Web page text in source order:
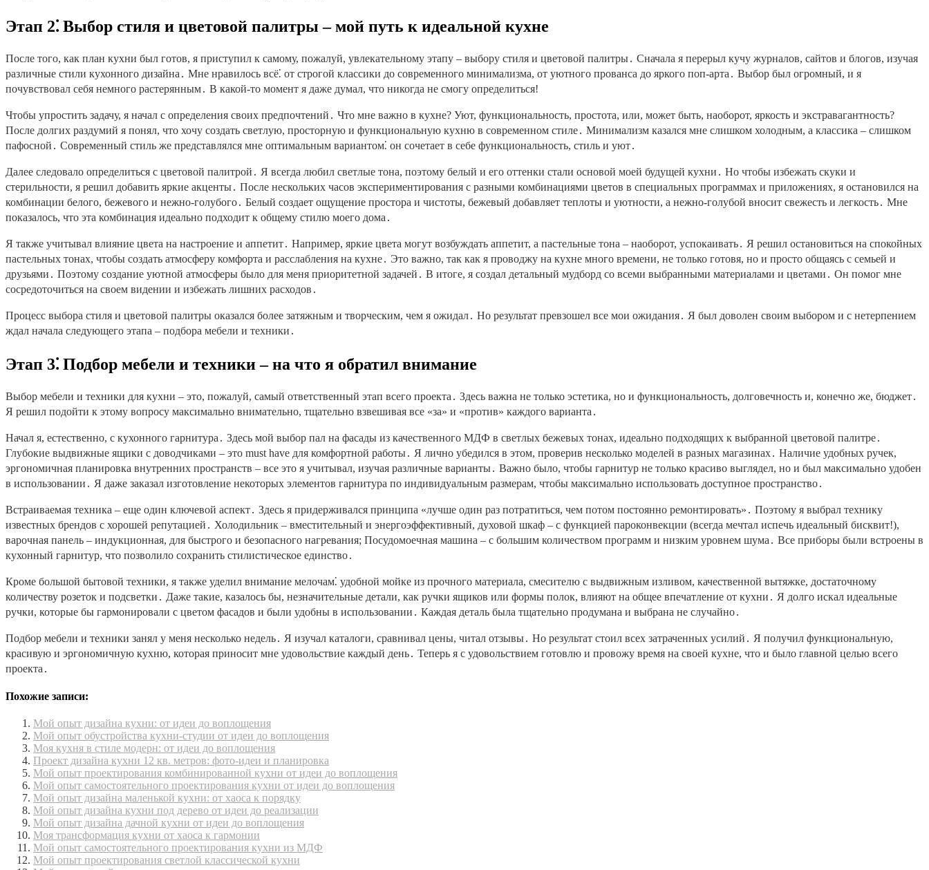
Этап 2⁚ Выбор стиля и цветовой палитры – мой путь к идеальной кухне
После того, как план кухни был готов, я приступил к самому, пожалуй, увлекательному этапу – выбору стиля и цветовой палитры․ Сначала я перерыл кучу журналов, сайтов и блогов, изучая
различные стили кухонного дизайна․ Мне нравилось всё⁚ от строгой классики до современного минимализма, от уютного прованса до яркого поп-арта․ Выбор был огромный, и я
почувствовал себя немного растерянным․ В какой-то момент я даже думал, что никогда не смогу определиться!
Чтобы упростить задачу, я начал с определения своих предпочтений․ Что мне важно в кухне? Уют, функциональность, простота, или, может быть, наоборот, яркость и экстравагантность?
После долгих раздумий я понял, что хочу создать светлую, просторную и функциональную кухню в современном стиле․ Минимализм казался мне слишком холодным, а классика – слишком
пафосной․ Современный стиль же представлялся мне оптимальным вариантом⁚ он сочетает в себе функциональность, стиль и уют․
Далее следовало определиться с цветовой палитрой․ Я всегда любил светлые тона, поэтому белый и его оттенки стали основой моей будущей кухни․ Но чтобы избежать скуки и
стерильности, я решил добавить яркие акценты․ После нескольких часов экспериментирования с разными комбинациями цветов в специальных программах и приложениях, я остановился на
комбинации белого, бежевого и нежно-голубого․ Белый создает ощущение простора и чистоты, бежевый добавляет теплоты и уютности, а нежно-голубой вносит свежесть и легкость․ Мне
показалось, что эта комбинация идеально подходит к общему стилю моего дома․
Я также учитывал влияние цвета на настроение и аппетит․ Например, яркие цвета могут возбуждать аппетит, а пастельные тона – наоборот, успокаивать․ Я решил остановиться на спокойных
пастельных тонах, чтобы создать атмосферу комфорта и расслабления на кухне․ Это важно, так как я проводжу на кухне много времени, не только готовя, но и просто общаясь с семьей и
друзьями․ Поэтому создание уютной атмосферы было для меня приоритетной задачей․ В итоге, я создал детальный мудборд со всеми выбранными материалами и цветами․ Он помог мне
сосредоточиться на своем видении и избежать лишних расходов․
Процесс выбора стиля и цветовой палитры оказался более затяжным и творческим, чем я ожидал․ Но результат превзошел все мои ожидания․ Я был доволен своим выбором и с нетерпением
ждал начала следующего этапа – подбора мебели и техники․
Этап 3⁚ Подбор мебели и техники – на что я обратил внимание
Выбор мебели и техники для кухни – это, пожалуй, самый ответственный этап всего проекта․ Здесь важна не только эстетика, но и функциональность, долговечность и, конечно же, бюджет․
Я решил подойти к этому вопросу максимально внимательно, тщательно взвешивая все «за» и «против» каждого варианта․
Начал я, естественно, с кухонного гарнитура․ Здесь мой выбор пал на фасады из качественного МДФ в светлых бежевых тонах, идеально подходящих к выбранной цветовой палитре․
Глубокие выдвижные ящики с доводчиками – это must have для комфортной работы․ Я лично убедился в этом, проверив несколько моделей в разных магазинах․ Наличие удобных ручек,
эргономичная планировка внутренних пространств – все это я учитывал, изучая различные варианты․ Важно было, чтобы гарнитур не только красиво выглядел, но и был максимально удобен
в использовании․ Я даже заказал изготовление некоторых элементов гарнитура по индивидуальным размерам, чтобы максимально использовать доступное пространство․
Встраиваемая техника – еще один ключевой аспект․ Здесь я придерживался принципа «лучше один раз потратиться, чем потом постоянно ремонтировать»․ Поэтому я выбрал технику
известных брендов с хорошей репутацией․ Холодильник – вместительный и энергоэффективный, духовой шкаф – с функцией пароконвекции (всегда мечтал испечь идеальный бисквит!),
варочная панель – индукционная, для быстрого и безопасного нагревания; Посудомоечная машина – с большим количеством программ и низким уровнем шума․ Все приборы были встроены в
кухонный гарнитур, что позволило сохранить стилистическое единство․
Кроме большой бытовой техники, я также уделил внимание мелочам⁚ удобной мойке из прочного материала, смесителю с выдвижным изливом, качественной вытяжке, достаточному
количеству розеток и подсветки․ Даже такие, казалось бы, незначительные детали, как ручки ящиков или формы полок, влияют на общее впечатление от кухни․ Я долго искал идеальные
ручки, которые бы гармонировали с цветом фасадов и были удобны в использовании․ Каждая деталь была тщательно продумана и выбрана не случайно․
Подбор мебели и техники занял у меня несколько недель․ Я изучал каталоги, сравнивал цены, читал отзывы․ Но результат стоил всех затраченных усилий․ Я получил функциональную,
красивую и эргономичную кухню, которая приносит мне удовольствие каждый день․ Теперь я с удовольствием готовлю и провожу время на своей кухне, что и было главной целью всего
проекта․
Похожие записи:
Мой опыт дизайна кухни: от идеи до воплощения
Мой опыт обустройства кухни-студии от идеи до воплощения
Моя кухня в стиле модерн: от идеи до воплощения
Проект дизайна кухни 12 кв. метров: фото-идеи и планировка
Мой опыт проектирования комбинированной кухни от идеи до воплощения
Мой опыт самостоятельного проектирования кухни от идеи до воплощения
Мой опыт дизайна маленькой кухни: от хаоса к порядку
Мой опыт дизайна кухни под дерево от идеи до реализации
Мой опыт дизайна дачной кухни от идеи до воплощения
Моя трансформация кухни от хаоса к гармонии
Мой опыт самостоятельного проектирования кухни из МДФ
Мой опыт проектирования светлой классической кухни